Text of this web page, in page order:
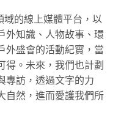
域的線上媒體平台，以
外知識、人物故事、環
外盛會的活動紀實，當
得。未來，我們也計劃
專訪，透過文字的力
自然，進而愛護我們所